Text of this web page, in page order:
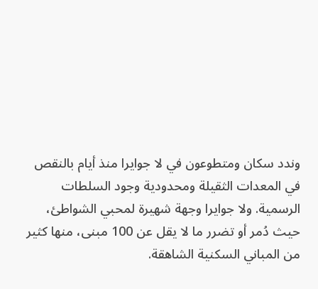
وندد سكان ومتطوعون في لا جوايرا منذ أيام بالنقص
في المعدات الثقيلة ومحدودية وجود السلطات
الرسمية. ولا جوايرا وجهة شهيرة لمحبي الشواطئ،
حيث دُمر أو تضرر ما لا يقل عن 100 مبنى، منها كثير
من المباني السكنية الشاهقة.